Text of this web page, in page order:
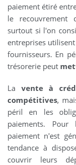
paiement étiré
le recouvrement
surtout si l'on
entreprises
fournisseurs. En
trésorerie peut
La vente à
compétitives,
péril en les
paiements.
paiement n'est
tendance à
couvrir leurs